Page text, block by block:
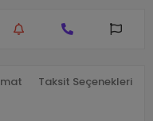
Taksit Seçenekleri